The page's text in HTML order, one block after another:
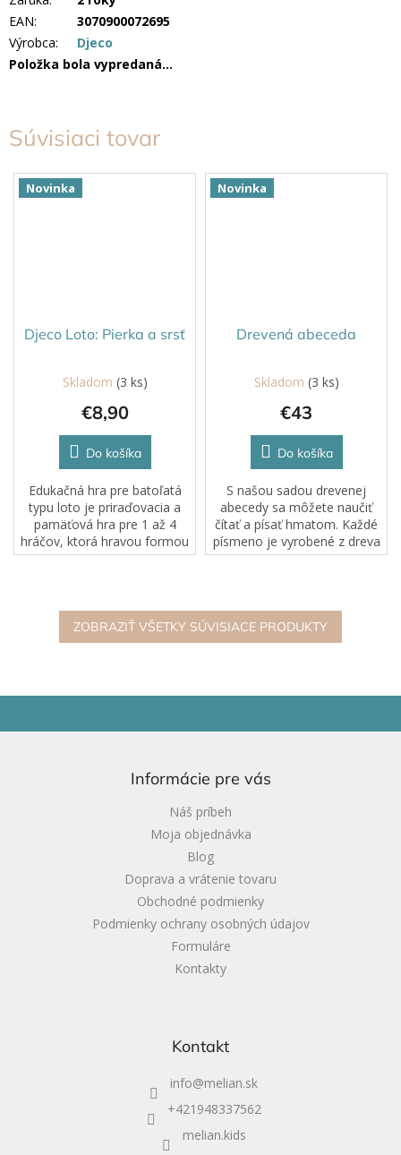
Súvisiaci tovar
Novinka
Djeco Loto: Pierka a srsť
Skladom (3 ks)
€8,90
Do košíka
Edukačná hra pre batoľatá
typu loto je priraďovacia a
pamäťová hra pre 1 až 4
hráčov, ktorá hravou formou
rozvíja pozornosť, pamäť a
Novinka
Drevená abeceda
Skladom (3 ks)
€43
Do košíka
S našou sadou drevenej
abecedy sa môžete naučiť
čítať a písať hmatom. Každé
písmeno je vyrobené z dreva
šetrného k životnému
motorické zručnosti a...
ZOBRAZIŤ VŠETKY SÚVISIACE PRODUKTY
EAN:
3070900072695
Výrobca:
Djeco
Položka bola vypredaná…
Informácie pre vás
Náš príbeh
Moja objednávka
Blog
Doprava a vrátenie tovaru
Obchodné podmienky
Podmienky ochrany osobných údajov
Formuláre
Kontakty
Kontakt
info@melian.sk
+421948337562
melian.kids